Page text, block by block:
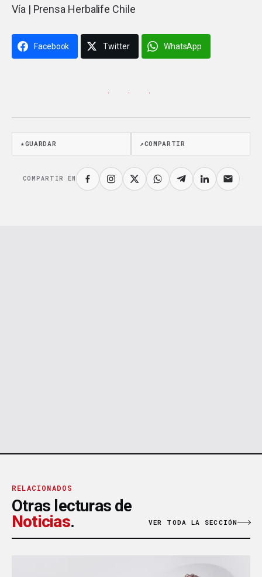
Vía | Prensa Herbalife Chile
Facebook Twitter WhatsApp
· · ·
★GUARDAR ↗COMPARTIR
COMPARTIR EN
RELACIONADOS
Otras lecturas de
Noticias. VER TODA LA SECCIÓN